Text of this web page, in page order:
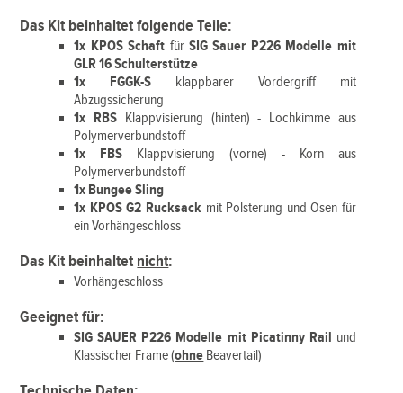
Das Kit beinhaltet folgende Teile:
1x KPOS Schaft für SIG Sauer P226 Modelle mit
GLR 16 Schulterstütze
1x FGGK-S klappbarer Vordergriff mit
Abzugssicherung
1x RBS Klappvisierung (hinten) - Lochkimme aus
Polymerverbundstoff
1x FBS Klappvisierung (vorne) - Korn aus
Polymerverbundstoff
1x Bungee Sling
1x KPOS G2 Rucksackmit Polsterung und Ösen für
ein Vorhängeschloss
Das Kit beinhaltet nicht:
Vorhängeschloss
Geeignet für:
SIG SAUER P226 Modelle mit Picatinny Rail und
Klassischer Frame (ohne Beavertail)